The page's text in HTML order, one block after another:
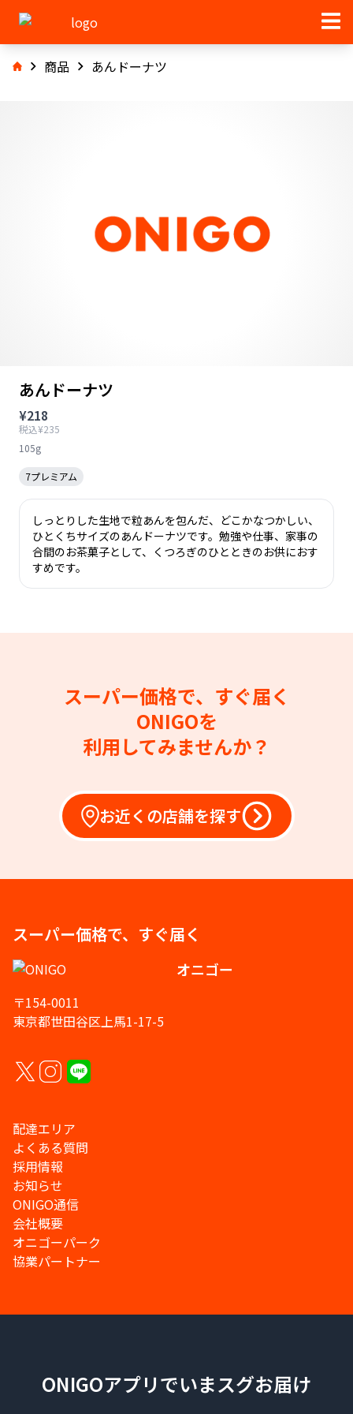
商品 あんドーナツ
あんドーナツ
¥218
税込¥235
105g
7プレミアム
しっとりした生地で粒あんを包んだ、どこかなつかしい、
ひとくちサイズのあんドーナツです。勉強や仕事、家事の
合間のお茶菓子として、くつろぎのひとときのお供におす
すめです。
スーパー価格で、すぐ届く
ONIGOを
利用してみませんか？
お近くの店舗を探す
スーパー価格で、すぐ届く
オニゴー
〒154-0011
東京都世田谷区上馬1-17-5
配達エリア
よくある質問
採用情報
お知らせ
ONIGO通信
会社概要
オニゴーパーク
協業パートナー
ONIGOアプリでいまスグお届け